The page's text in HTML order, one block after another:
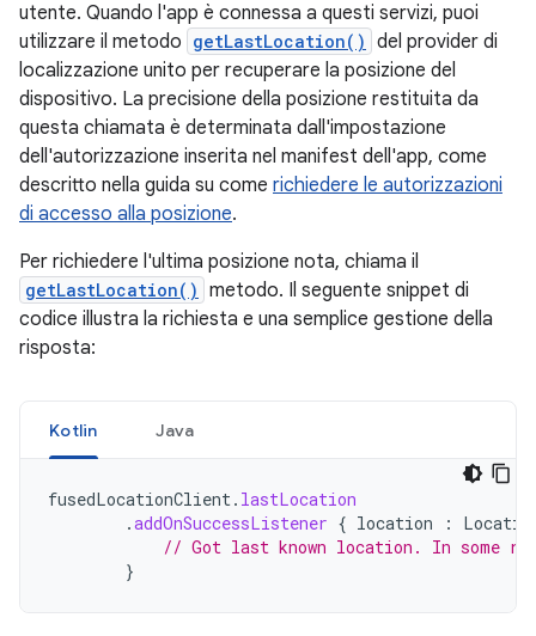
utente. Quando l'app è connessa a questi servizi, puoi
utilizzare il metodo getLastLocation() del provider di
localizzazione unito per recuperare la posizione del
dispositivo. La precisione della posizione restituita da
questa chiamata è determinata dall'impostazione
dell'autorizzazione inserita nel manifest dell'app, come
descritto nella guida su come richiedere le autorizzazioni
di accesso alla posizione.
Per richiedere l'ultima posizione nota, chiama il
getLastLocation() metodo. Il seguente snippet di
codice illustra la richiesta e una semplice gestione della
risposta:
Kotlin Java
fusedLocationClient. lastLocation
.addOnSuccessListener { location :
// Got last known location. In some
}